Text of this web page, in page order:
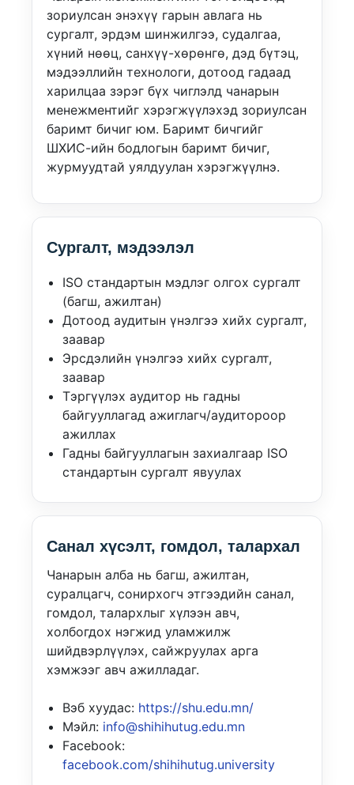
зориулсан энэхүү гарын авлага нь
сургалт, эрдэм шинжилгээ, судалгаа,
хүний нөөц, санхүү-хөрөнгө, дэд бүтэц,
мэдээллийн технологи, дотоод гадаад
харилцаа зэрэг бүх чиглэлд чанарын
менежментийг хэрэгжүүлэхэд зориулсан
баримт бичиг юм. Баримт бичгийг
ШХИС-ийн бодлогын баримт бичиг,
журмуудтай уялдуулан хэрэгжүүлнэ.
Сургалт, мэдээлэл
ISO стандартын мэдлэг олгох сургалт
(багш, ажилтан)
Дотоод аудитын үнэлгээ хийх сургалт,
заавар
Эрсдэлийн үнэлгээ хийх сургалт,
заавар
Тэргүүлэх аудитор нь гадны
байгууллагад ажиглагч/аудитороор
ажиллах
Гадны байгууллагын захиалгаар ISO
стандартын сургалт явуулах
Санал хүсэлт, гомдол, талархал
Чанарын алба нь багш, ажилтан,
суралцагч, сонирхогч этгээдийн санал,
гомдол, талархлыг хүлээн авч,
холбогдох нэгжид уламжилж
шийдвэрлүүлэх, сайжруулах арга
хэмжээг авч ажилладаг.
Вэб хуудас: https://shu.edu.mn/
Мэйл: info@shihihutug.edu.mn
Facebook:
facebook.com/shihihutug.university